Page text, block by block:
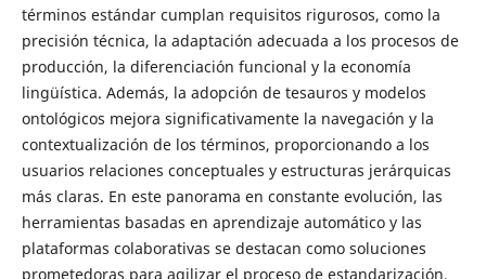
términos estándar cumplan requisitos rigurosos, como la
precisión técnica, la adaptación adecuada a los procesos de
producción, la diferenciación funcional y la economía
lingüística. Además, la adopción de tesauros y modelos
ontológicos mejora significativamente la navegación y la
contextualización de los términos, proporcionando a los
usuarios relaciones conceptuales y estructuras jerárquicas
más claras. En este panorama en constante evolución, las
herramientas basadas en aprendizaje automático y las
plataformas colaborativas se destacan como soluciones
prometedoras para agilizar el proceso de estandarización,